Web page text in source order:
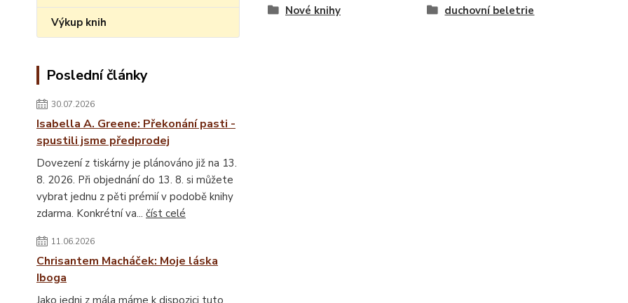
Výkup knih
Poslední články
30.07.2026
Isabella A. Greene: Překonání pasti -
spustili jsme předprodej
Dovezení z tiskárny je plánováno již na 13.
8. 2026. Při objednání do 13. 8. si můžete
vybrat jednu z pěti prémií v podobě knihy
zdarma. Konkrétní va... číst celé
11.06.2026
Chrisantem Macháček: Moje láska
Iboga
Jako jedni z mála máme k dispozici tuto
Nové knihy duchovní beletrie